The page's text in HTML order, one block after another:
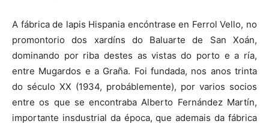
A fábrica de lapis Hispania encóntrase en Ferrol Vello, no
promontorio dos xardíns do Baluarte de San Xoán,
dominando por riba destes as vistas do porto e a ría,
entre Mugardos e a Graña. Foi fundada, nos anos trinta
do século XX (1934, probáblemente), por varios socios
entre os que se encontraba Alberto Fernández Martín,
importante insdustrial da época, que ademais da fábrica